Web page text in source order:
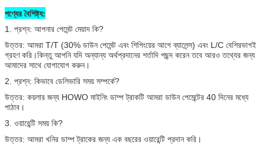
পণ্যের বৈশিষ্ট্য:
1. প্রশ্ন: আপনার পেমেন্ট মেয়াদ কি?
উত্তর: আমরা T/T (30% ডাউন পেমেন্ট এবং শিপিংয়ের আগে ব্যালেন্স) এবং L/C বেশিরভাগই
গ্রহণ করি।কিন্তু আপনি যদি অন্যান্য অর্থপ্রদানের শর্তাদি পছন্দ করেন তবে আরও তথ্যের জন্য
আমাদের সাথে যোগাযোগ করুন।
2. প্রশ্ন: কিভাবে ডেলিভারি সময় সম্পর্কে?
উত্তর: কয়লার জন্য HOWO মাইনিং ডাম্প ট্রাকটি আমরা ডাউন পেমেন্টের 40 দিনের মধ্যে
পাঠাব।
3. ওয়ারেন্টি সময় কি?
উত্তর: আমরা খনির ডাম্প ট্রাকের জন্য এক বছরের ওয়ারেন্টি প্রদান করি।